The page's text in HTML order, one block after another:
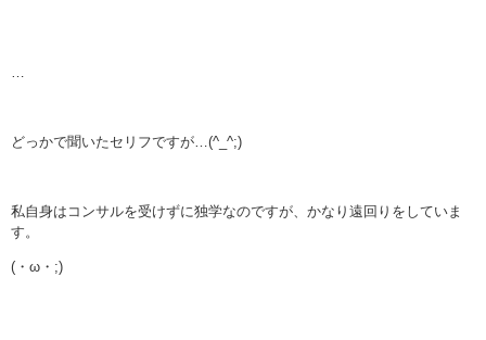
どっかで聞いたセリフですが…(^_^;)
私自身はコンサルを受けずに独学なのですが、かなり遠回りをしていま
す。
(・ω・;)